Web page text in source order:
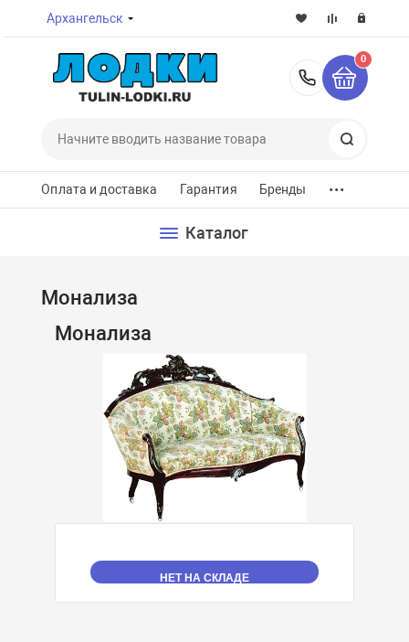
Архангельск
8-800-
0
Оплата и доставка Гарантия Бренды ...
Каталог
Монализа
Монализа
НЕТ НА СКЛАДЕ